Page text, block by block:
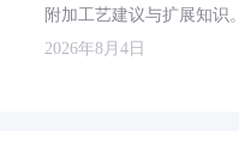
附加工艺建议与扩展知识。
2026年8月4日